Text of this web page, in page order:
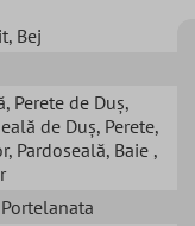
, Bej
, Perete de Duș,
de Duș, Perete,
, Pardoseală, Baie ,